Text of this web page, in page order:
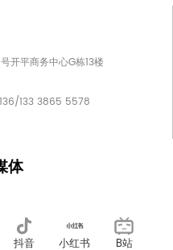
开平商务中心G栋13楼
133 3865 5578
体
抖音 小红书 B站